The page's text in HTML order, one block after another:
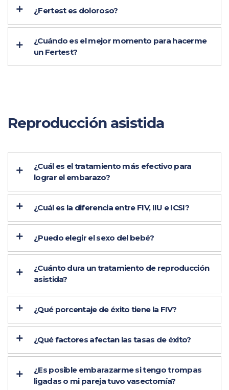
¿Fertest es doloroso?
¿Cuándo es el mejor momento para hacerme
un Fertest?
Reproducción asistida
¿Cuál es el tratamiento más efectivo para
lograr el embarazo?
¿Cuál es la diferencia entre FIV, IIU e ICSI?
¿Puedo elegir el sexo del bebé?
¿Cuánto dura un tratamiento de reproducción
asistida?
¿Qué porcentaje de éxito tiene la FIV?
¿Qué factores afectan las tasas de éxito?
¿Es posible embarazarme si tengo trompas
ligadas o mi pareja tuvo vasectomía?